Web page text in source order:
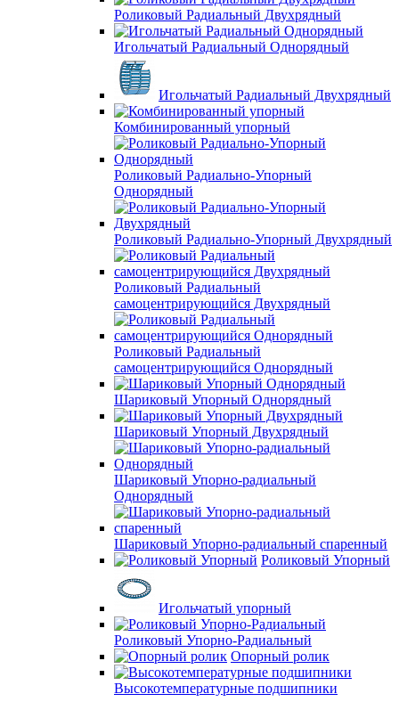
Роликовый Радиальный Двухрядный
Игольчатый Радиальный Однорядный
Игольчатый Радиальный Двухрядный
Комбинированный упорный
Роликовый Радиально-Упорный
Однорядный
Роликовый Радиально-Упорный Двухрядный
Роликовый Радиальный
самоцентрирующийся Двухрядный
Роликовый Радиальный
самоцентрирующийся Однорядный
Шариковый Упорный Однорядный
Шариковый Упорный Двухрядный
Шариковый Упорно-радиальный
Однорядный
Шариковый Упорно-радиальный спаренный
Роликовый Упорный
Игольчатый упорный
Роликовый Упорно-Радиальный
Опорный ролик
Высокотемпературные подшипники